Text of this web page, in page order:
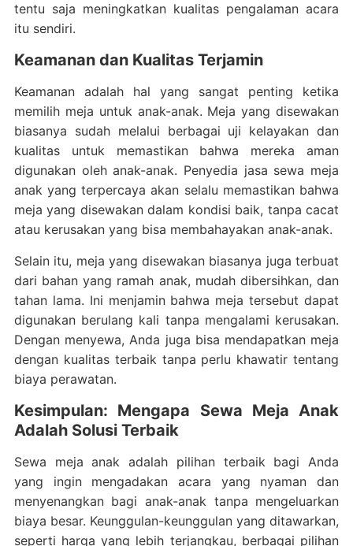
tentu saja meningkatkan kualitas pengalaman acara
itu sendiri.
Keamanan dan Kualitas Terjamin
Keamanan adalah hal yang sangat penting ketika
memilih meja untuk anak-anak. Meja yang disewakan
biasanya sudah melalui berbagai uji kelayakan dan
kualitas untuk memastikan bahwa mereka aman
digunakan oleh anak-anak. Penyedia jasa sewa meja
anak yang terpercaya akan selalu memastikan bahwa
meja yang disewakan dalam kondisi baik, tanpa cacat
atau kerusakan yang bisa membahayakan anak-anak.
Selain itu, meja yang disewakan biasanya juga terbuat
dari bahan yang ramah anak, mudah dibersihkan, dan
tahan lama. Ini menjamin bahwa meja tersebut dapat
digunakan berulang kali tanpa mengalami kerusakan.
Dengan menyewa, Anda juga bisa mendapatkan meja
dengan kualitas terbaik tanpa perlu khawatir tentang
biaya perawatan.
Kesimpulan: Mengapa Sewa Meja Anak
Adalah Solusi Terbaik
Sewa meja anak adalah pilihan terbaik bagi Anda
yang ingin mengadakan acara yang nyaman dan
menyenangkan bagi anak-anak tanpa mengeluarkan
biaya besar. Keunggulan-keunggulan yang ditawarkan,
seperti harga yang lebih terjangkau, berbagai pilihan